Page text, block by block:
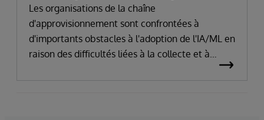
Les organisations de la chaîne
d'approvisionnement sont confrontées à
d'importants obstacles à l'adoption de l'IA/ML en
raison des difficultés liées à la collecte et à